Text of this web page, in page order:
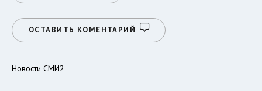
ОСТАВИТЬ КОМЕНТАРИЙ
Новости СМИ2